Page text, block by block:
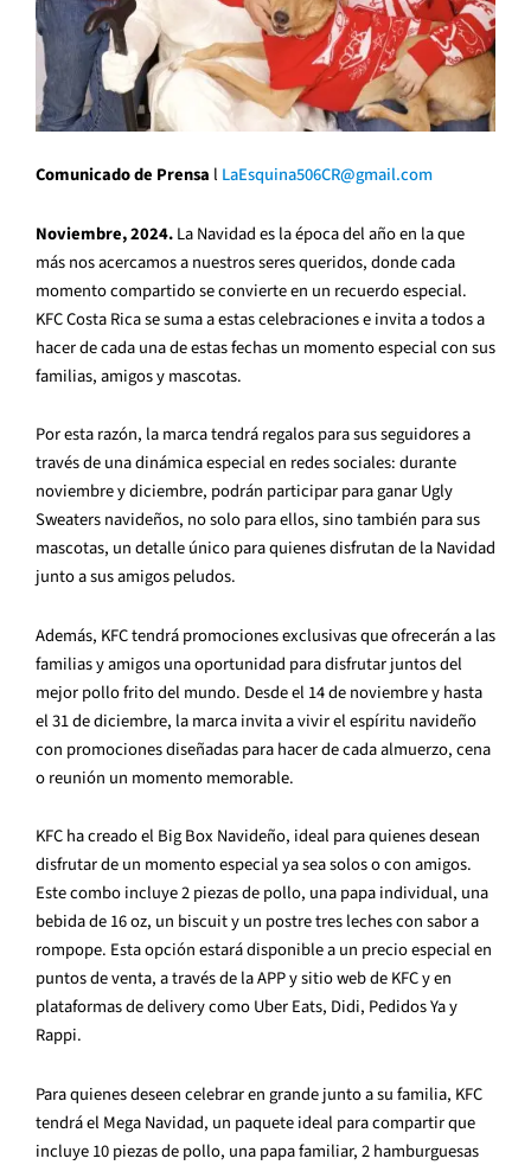
Comunicado de Prensa l LaEsquina506CR@gmail.com
Noviembre, 2024.La Navidad es la época del año en la que
más nos acercamos a nuestros seres queridos, donde cada
momento compartido se convierte en un recuerdo especial.
KFC Costa Rica se suma a estas celebracioneseinvita a todos a
hacer de cada una de estas fechas un momento especial con sus
familias, amigos y mascotas.
Por esta razón, la marca tendrá regalos para sus seguidores a
través de una dinámica especial en redes sociales: durante
noviembre y diciembre, podrán participar para ganar Ugly
Sweaters navideños, no solo para ellos, sino también para sus
mascotas, un detalle único para quienes disfrutan de la Navidad
junto a sus amigos peludos.
Además, KFC tendrá promociones exclusivas que ofrecerán a las
familias y amigos una oportunidad para disfrutar juntos del
mejor pollo frito del mundo. Desde el 14 de noviembre y hasta
el 31 de diciembre, la marca invita a vivir el espíritu navideño
con promociones diseñadas para hacer de cada almuerzo, cena
o reunión un momento memorable.
KFC ha creado el Big Box Navideño, ideal para quienes desean
disfrutar de un momento especial ya sea solos o con amigos.
Este combo incluye 2 piezas de pollo, una papa individual, una
bebida de 16 oz, un biscuit y un postre tres leches con sabor a
rompope. Esta opción estará disponible a un precio especial en
puntos de venta, a través de la APP y sitio web de KFC y en
plataformas de delivery como Uber Eats, Didi, Pedidos Ya y
Rappi.
Para quienes deseen celebrar en grande junto a su familia, KFC
tendrá el Mega Navidad, un paquete ideal para compartir que
incluye 10 piezas de pollo, una papa familiar, 2 hamburguesas